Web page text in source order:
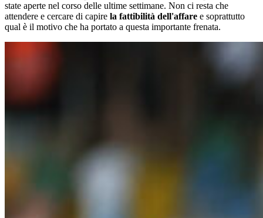
state aperte nel corso delle ultime settimane. Non ci resta che
attendere e cercare di capire la fattibilità dell'affare e soprattutto
qual è il motivo che ha portato a questa importante frenata.